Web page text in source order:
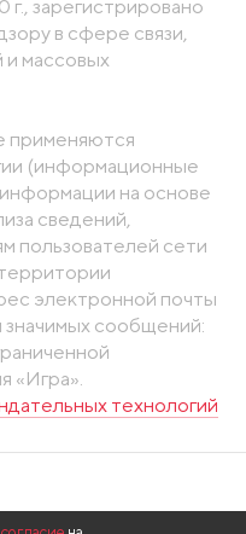
зарегистрировано
в сфере связи,
массовых
применяются
(информационные
на основе
сведений,
пользователей сети
электронной почты
сообщений:
«Игра».
технологий